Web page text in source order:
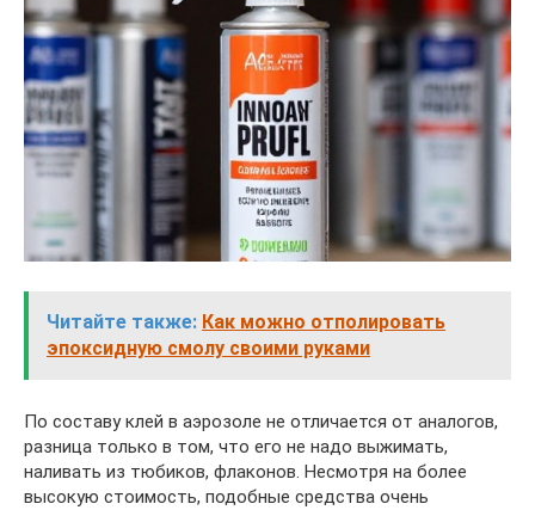
Читайте также: Как можно отполировать
эпоксидную смолу своими руками
По составу клей в аэрозоле не отличается от аналогов,
разница только в том, что его не надо выжимать,
наливать из тюбиков, флаконов. Несмотря на более
высокую стоимость, подобные средства очень